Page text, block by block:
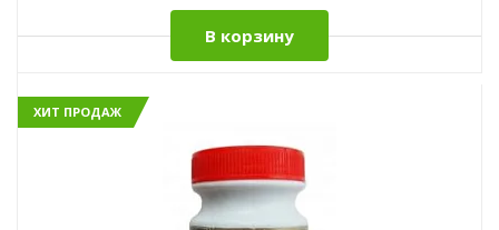
В корзину
ХИТ ПРОДАЖ